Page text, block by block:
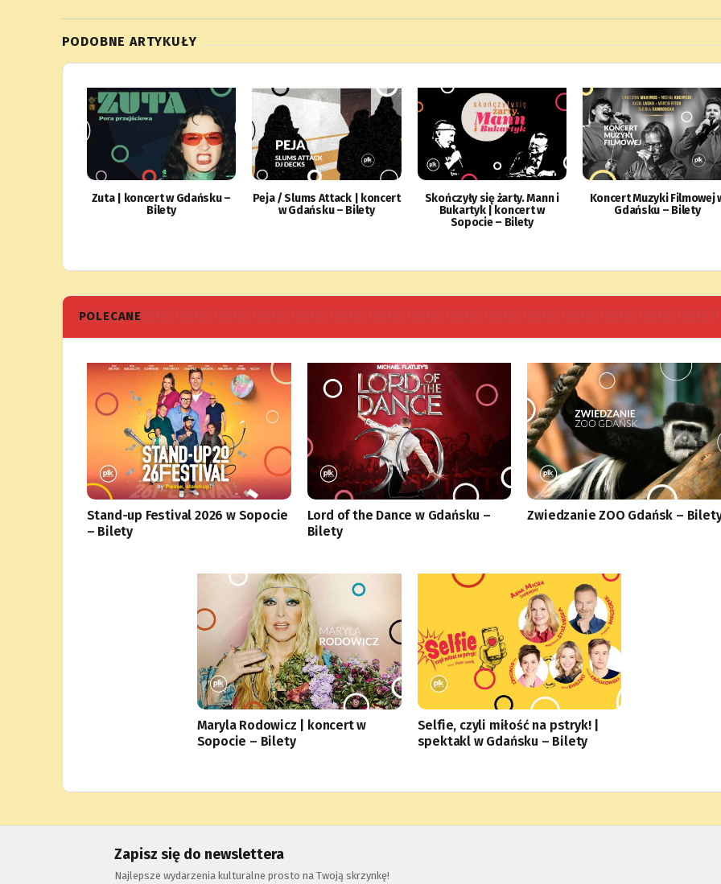
PODOBNE ARTYKUŁY
Zuta | koncert w Gdańsku –
Bilety
Peja / Slums Attack | koncert
w Gdańsku – Bilety
Skończyły się żarty. Mann i
Bukartyk | koncert w
Sopocie – Bilety
Koncert Muzyki Filmowej
Gdańsku – Bilety
POLECANE
Stand-up Festival 2026 w Sopocie
– Bilety
Lord of the Dance w Gdańsku –
Bilety
Zwiedzanie ZOO Gdańsk –
Maryla Rodowicz | koncert w
Sopocie – Bilety
Selfie, czyli miłość na pstryk! |
spektakl w Gdańsku – Bilety
Zapisz się do newslettera
Najlepsze wydarzenia kulturalne prosto na Twoją skrzynkę!